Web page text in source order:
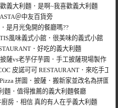
義大利麵．是啊~我喜歡義大利麵
＠中友百貨旁
是月光兔開的餐廳嗎??
風味義式小館．很美味的義式小館
．好吃的義大利麵
薩vs老芋仔芋圓．手工披薩現場製作
皮諾可可 RESTAURANT．來吃手工
拼圖．披薩．搬新家並改名為拼圖食
麵．值得推薦的義大利麵餐廳
廚房．相信 真的有人在乎義大利麵